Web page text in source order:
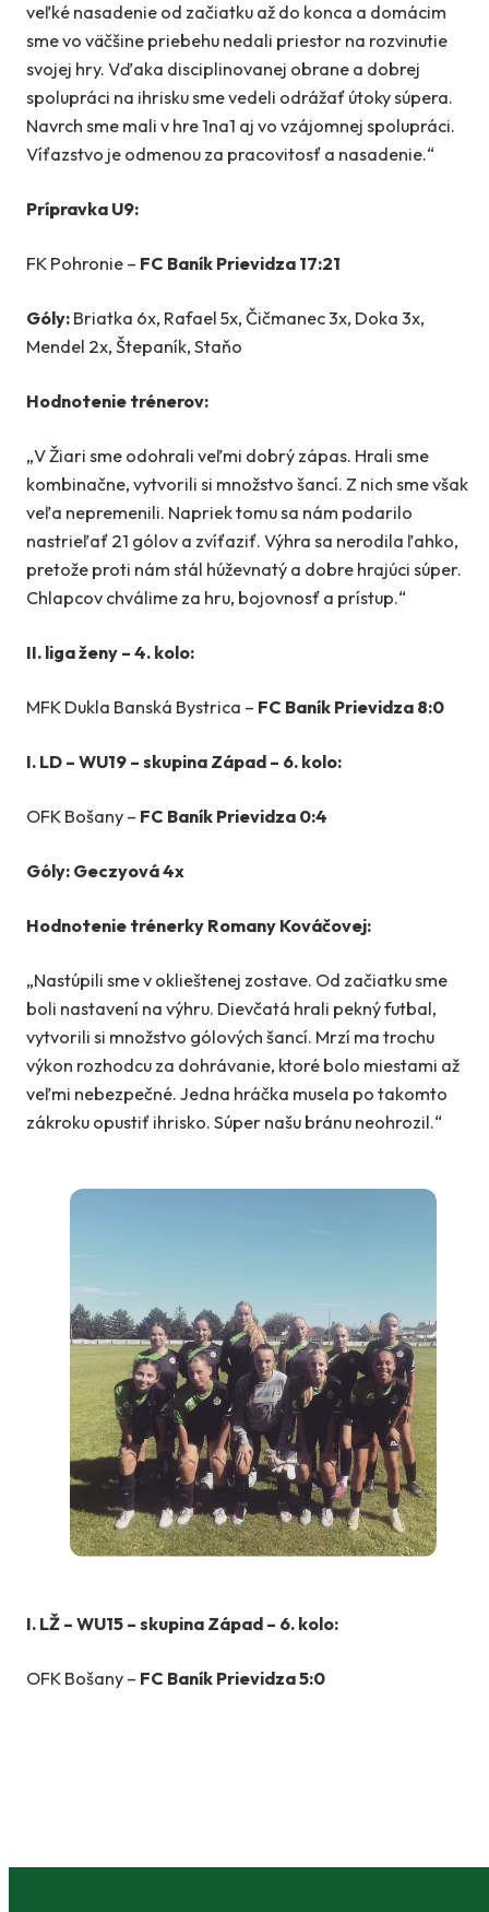
veľké nasadenie od začiatku až do konca a domácim
sme vo väčšine priebehu nedali priestor na rozvinutie
svojej hry. Vďaka disciplinovanej obrane a dobrej
spolupráci na ihrisku sme vedeli odrážať útoky súpera.
Navrch sme mali v hre 1na1 aj vo vzájomnej spolupráci.
Víťazstvo je odmenou za pracovitosť a nasadenie.“
Prípravka U9:
FK Pohronie – FC Baník Prievidza 17:21
Góly: Briatka 6x, Rafael 5x, Čičmanec 3x, Doka 3x,
Mendel 2x, Štepaník, Staňo
Hodnotenie trénerov:
„V Žiari sme odohrali veľmi dobrý zápas. Hrali sme
kombinačne, vytvorili si množstvo šancí. Z nich sme však
veľa nepremenili. Napriek tomu sa nám podarilo
nastrieľať 21 gólov a zvíťaziť. Výhra sa nerodila ľahko,
pretože proti nám stál húževnatý a dobre hrajúci súper.
Chlapcov chválime za hru, bojovnosť a prístup.“
II. liga ženy – 4. kolo:
MFK Dukla Banská Bystrica – FC Baník Prievidza 8:0
I. LD – WU19 – skupina Západ – 6. kolo:
OFK Bošany – FC Baník Prievidza 0:4
Góly: Geczyová 4x
Hodnotenie trénerky Romany Kováčovej:
„Nastúpili sme v oklieštenej zostave. Od začiatku sme
boli nastavení na výhru. Dievčatá hrali pekný futbal,
vytvorili si množstvo gólových šancí. Mrzí ma trochu
výkon rozhodcu za dohrávanie, ktoré bolo miestami až
veľmi nebezpečné. Jedna hráčka musela po takomto
zákroku opustiť ihrisko. Súper našu bránu neohrozil.“
I. LŽ – WU15 – skupina Západ – 6. kolo:
OFK Bošany – FC Baník Prievidza 5:0